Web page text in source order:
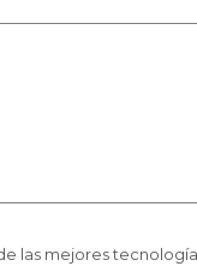
las mejores